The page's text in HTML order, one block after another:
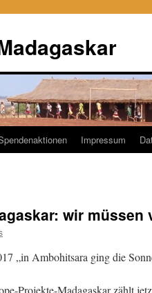
Impressum
wir
„in Ambohitsara ging die
Projekte-Madagaskar zählt